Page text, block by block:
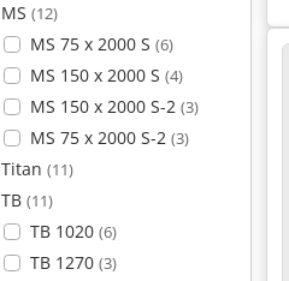
MS (12)
MS 75 x 2000 S (6)
MS 150 x 2000 S (4)
MS 150 x 2000 S-2 (3)
MS 75 x 2000 S-2 (3)
Titan (11)
TB (11)
TB 1020 (6)
TB 1270 (3)